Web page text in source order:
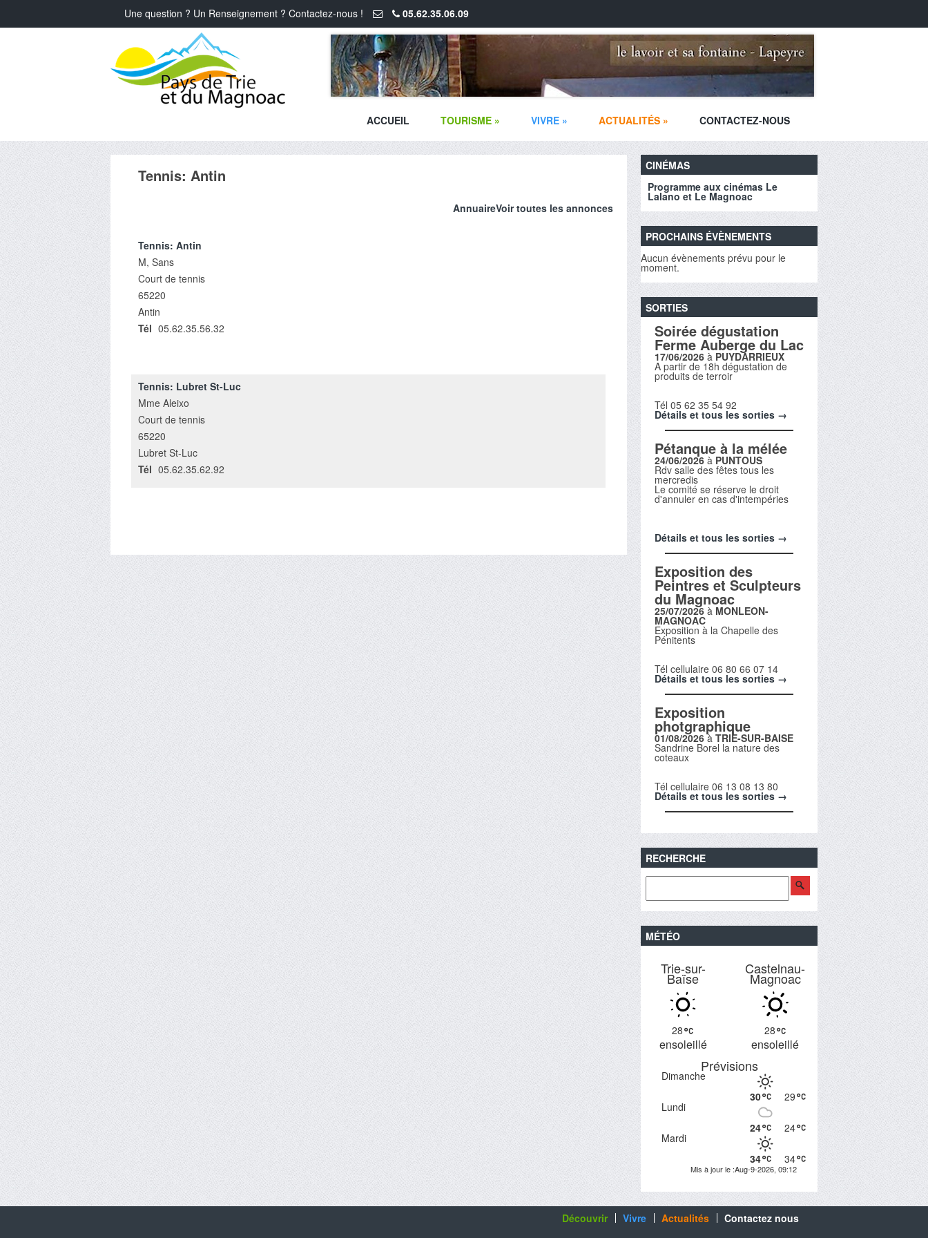
Une question ? Un Renseignement ? Contactez-nous ! 05.62.35.06.09
ACCUEIL TOURISME » VIVRE » ACTUALITÉS » CONTACTEZ-NOUS
Tennis: Antin
AnnuaireVoir toutes les annonces
Tennis: Antin
M, Sans
Court de tennis
65220
Antin
Tél 05.62.35.56.32
Tennis: Lubret St-Luc
Mme Aleixo
Court de tennis
65220
Lubret St-Luc
Tél 05.62.35.62.92
CINÉMAS
Programme aux cinémas Le
Lalano et Le Magnoac
PROCHAINS ÉVÈNEMENTS
Aucun évènements prévu pour le
moment.
SORTIES
Soirée dégustation
Ferme Auberge du Lac
17/06/2026 à PUYDARRIEUX
A partir de 18h dégustation de
produits de terroir
Tél 05 62 35 54 92
Détails et tous les sorties →
Pétanque à la mélée
24/06/2026 à PUNTOUS
Rdv salle des fêtes tous les
mercredis
Le comité se réserve le droit
d'annuler en cas d'intempéries
Détails et tous les sorties →
Exposition des
Peintres et Sculpteurs
du Magnoac
25/07/2026 à MONLEON-
MAGNOAC
Exposition à la Chapelle des
Pénitents
Tél cellulaire 06 80 66 07 14
Détails et tous les sorties →
Exposition
photgraphique
01/08/2026à TRIE-SUR-BAISE
Sandrine Borel la nature des
coteaux
Tél cellulaire 06 13 08 13 80
Détails et tous les sorties →
RECHERCHE
MÉTÉO
Trie-sur-
Baïse
28
ensoleillé
Castelnau-
Magnoac
28
ensoleillé
Prévisions
Dimanche
29
30
Lundi
24
24
Mardi
34
34
Mis à jour le :Aug-9-2026, 09:12
Découvrir Vivre Actualités Contactez nous